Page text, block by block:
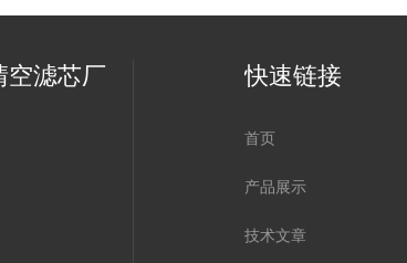
空滤芯厂 快速链接
首页
产品展示
技术文章